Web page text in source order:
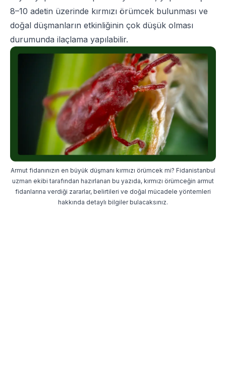
8–10 adetin üzerinde kırmızı örümcek bulunması ve
doğal düşmanların etkinliğinin çok düşük olması
durumunda ilaçlama yapılabilir.
Armut fidanınızın en büyük düşmanı kırmızı örümcek mi? Fidanistanbul
uzman ekibi tarafından hazırlanan bu yazıda, kırmızı örümceğin armut
fidanlarına verdiği zararlar, belirtileri ve doğal mücadele yöntemleri
hakkında detaylı bilgiler bulacaksınız.